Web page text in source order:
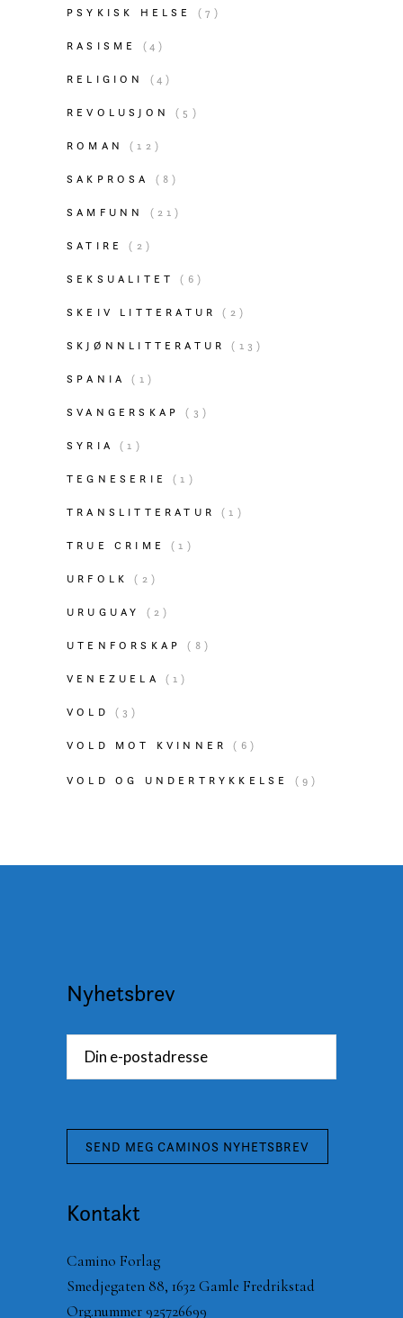
PSYKISK HELSE (7)
RASISME (4)
RELIGION (4)
REVOLUSJON (5)
ROMAN (12)
SAKPROSA (8)
SAMFUNN (21)
SATIRE (2)
SEKSUALITET (6)
SKEIV LITTERATUR (2)
SKJØNNLITTERATUR (13)
SPANIA (1)
SVANGERSKAP (3)
SYRIA (1)
TEGNESERIE (1)
TRANSLITTERATUR (1)
TRUE CRIME (1)
URFOLK (2)
URUGUAY (2)
UTENFORSKAP (8)
VENEZUELA (1)
VOLD (3)
VOLD MOT KVINNER (6)
VOLD OG UNDERTRYKKELSE (9)
Nyhetsbrev
Kontakt
Camino Forlag
Smedjegaten 88, 1632 Gamle Fredrikstad
Org.nummer 925726699